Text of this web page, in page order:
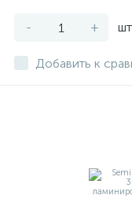
- + шт
Добавить к